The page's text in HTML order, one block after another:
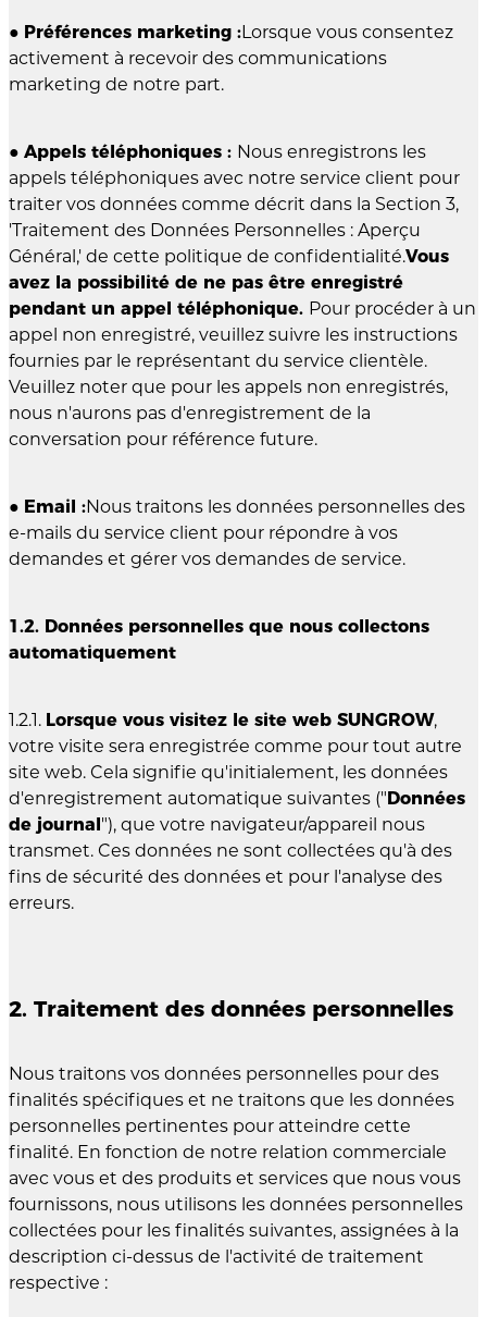
● Préférences marketing :Lorsque vous consentez
activement à recevoir des communications
marketing de notre part.
● Appels téléphoniques : Nous enregistrons les
appels téléphoniques avec notre service client pour
traiter vos données comme décrit dans la Section 3,
'Traitement des Données Personnelles : Aperçu
Général,' de cette politique de confidentialité.Vous
avez la possibilité de ne pas être enregistré
pendant un appel téléphonique. Pour procéder à un
appel non enregistré, veuillez suivre les instructions
fournies par le représentant du service clientèle.
Veuillez noter que pour les appels non enregistrés,
nous n'aurons pas d'enregistrement de la
conversation pour référence future.
● Email :Nous traitons les données personnelles des
e-mails du service client pour répondre à vos
demandes et gérer vos demandes de service.
1.2. Données personnelles que nous collectons
automatiquement
1.2.1. Lorsque vous visitez le site web SUNGROW,
votre visite sera enregistrée comme pour tout autre
site web. Cela signifie qu'initialement, les données
d'enregistrement automatique suivantes ("Données
de journal"), que votre navigateur/appareil nous
transmet. Ces données ne sont collectées qu'à des
fins de sécurité des données et pour l'analyse des
erreurs.
2. Traitement des données personnelles
Nous traitons vos données personnelles pour des
finalités spécifiques et ne traitons que les données
personnelles pertinentes pour atteindre cette
finalité. En fonction de notre relation commerciale
avec vous et des produits et services que nous vous
fournissons, nous utilisons les données personnelles
collectées pour les finalités suivantes, assignées à la
description ci-dessus de l'activité de traitement
respective :